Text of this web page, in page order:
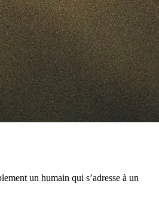
un humain qui s’adresse à un